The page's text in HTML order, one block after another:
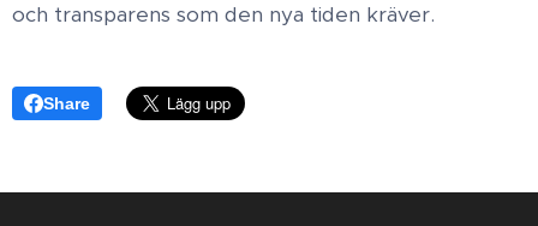
och transparens som den nya tiden kräver.
Share